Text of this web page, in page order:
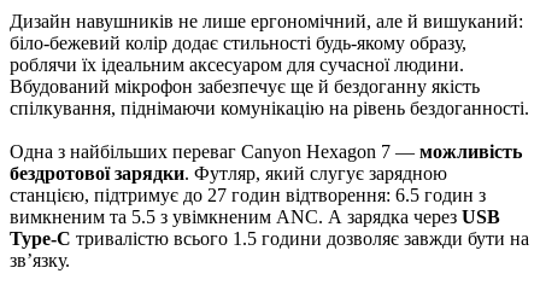
Дизайн навушників не лише ергономічний, але й вишуканий:
біло-бежевий колір додає стильності будь-якому образу,
роблячи їх ідеальним аксесуаром для сучасної людини.
Вбудований мікрофон забезпечує ще й бездоганну якість
спілкування, піднімаючи комунікацію на рівень бездоганності.
Одна з найбільших переваг Canyon Hexagon 7 — можливість
бездротової зарядки. Футляр, який слугує зарядною
станцією, підтримує до 27 годин відтворення: 6.5 годин з
вимкненим та 5.5 з увімкненим ANC. А зарядка через USB
Type-C тривалістю всього 1.5 години дозволяє завжди бути на
зв’язку.